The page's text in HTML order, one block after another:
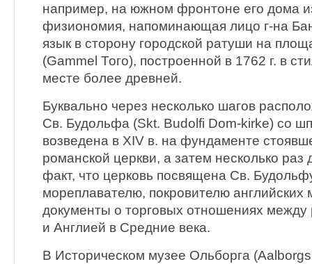
например, на южном фронтоне его дома
физиономия, напоминающая лицо г-на
язык в сторону городской ратуши на
(Gammel Того), построенной в 1762 г. в
месте более древней.
Буквально через несколько шагов
Св. Будольфа (Skt. Budolfi Dom-kirke) со
возведена в XIV в. на фундаменте
романской церкви, а затем несколько раз
факт, что церковь посвящена Св.
мореплавателю, покровителю английских
документы о торговых отношениях
и Англией в Средние века.
В Историческом музее Ольборга